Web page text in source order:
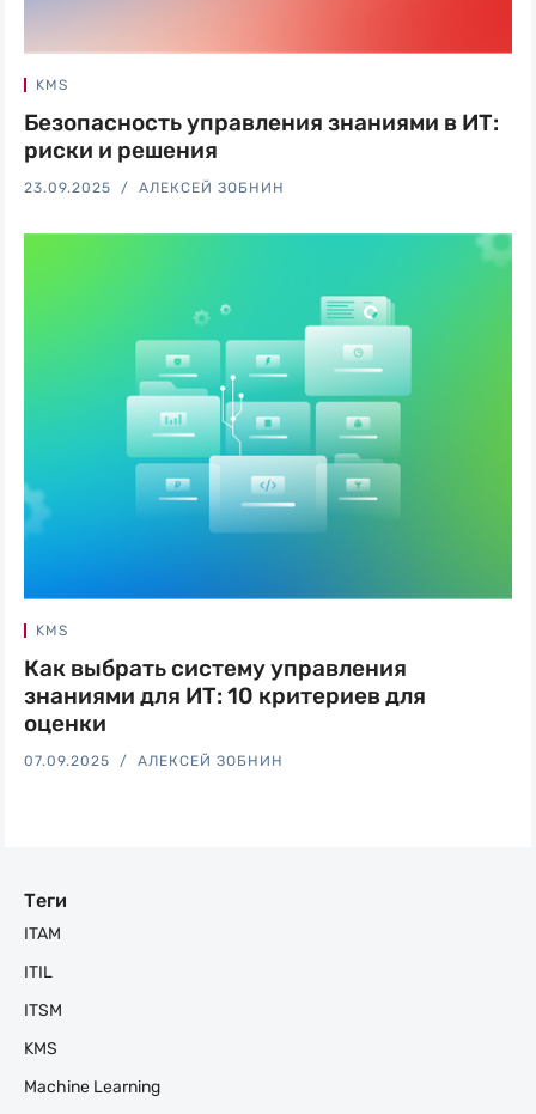
KMS
Безопасность управления знаниями в ИТ:
риски и решения
23.09.2025 АЛЕКСЕЙ ЗОБНИН
KMS
Как выбрать систему управления
знаниями для ИТ: 10 критериев для
оценки
07.09.2025 АЛЕКСЕЙ ЗОБНИН
Теги
ITAM
ITIL
ITSM
KMS
Machine Learning